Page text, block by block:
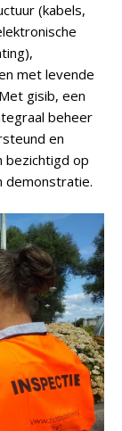
(kabels,
met levende
gisib, een
beheer
en
bezichtigd op
demonstratie.